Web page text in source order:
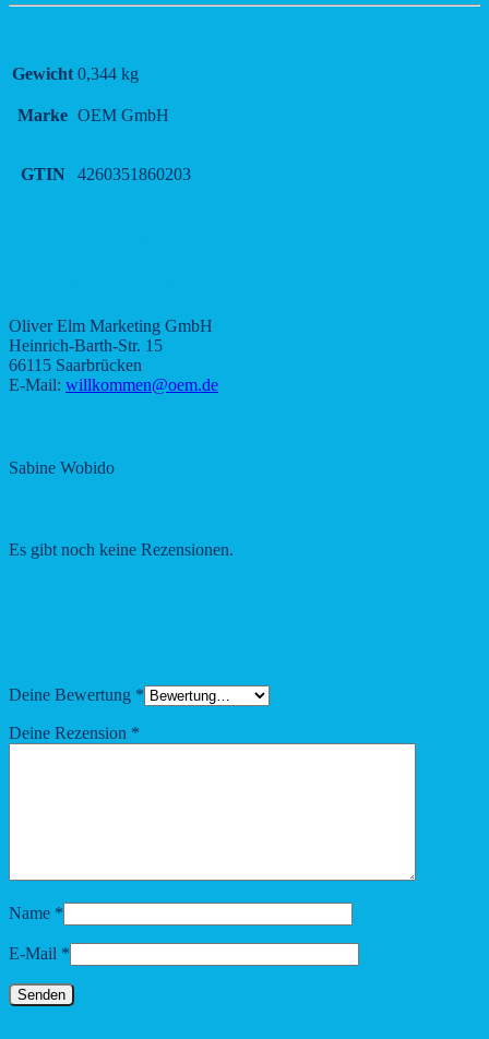
Gewicht 0,344 kg
Marke OEM GmbH
GTIN 4260351860203
Oliver Elm Marketing GmbH
Heinrich-Barth-Str. 15
66115 Saarbrücken
E-Mail: willkommen@oem.de
Sabine Wobido
Es gibt noch keine Rezensionen.
Deine Bewertung *
Deine Rezension *
Name *
E-Mail *